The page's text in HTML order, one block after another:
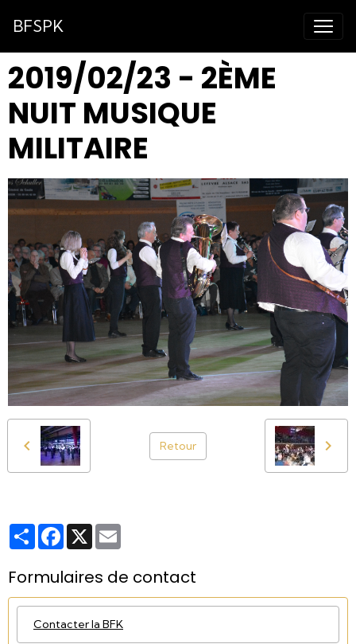
BFSPK
2019/02/23 - 2ÈME
NUIT MUSIQUE
MILITAIRE
Retour
PartagerFacebook
X
Formulaires de contact
Contacter la BFK